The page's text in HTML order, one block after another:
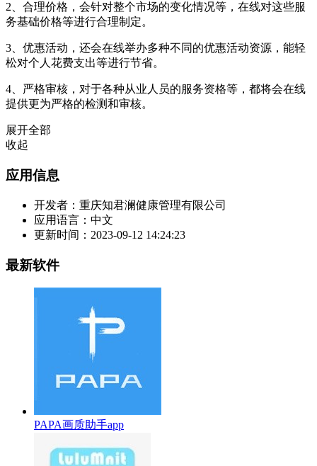
2、合理价格，会针对整个市场的变化情况等，在线对这些服
务基础价格等进行合理制定。
3、优惠活动，还会在线举办多种不同的优惠活动资源，能轻
松对个人花费支出等进行节省。
4、严格审核，对于各种从业人员的服务资格等，都将会在线
提供更为严格的检测和审核。
展开全部
收起
应用信息
开发者： 重庆知君澜健康管理有限公司
应用语言： 中文
更新时间： 2023-09-12 14:24:23
最新软件
PAPA画质助手app